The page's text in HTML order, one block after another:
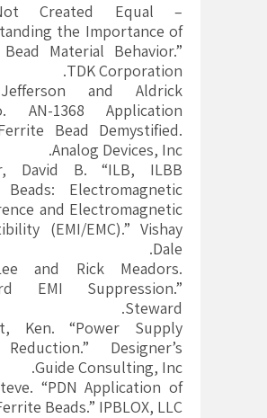
Created Equal –
the Importance of
Material Behavior.”
TDK Corporation.
and Aldrick
AN-1368 Application
Bead Demystified.
Analog Devices, Inc.
David B. “ILB, ILBB
Electromagnetic
and Electromagnetic
(EMI/EMC).” Vishay
Dale.
and Rick Meadors.
EMI Suppression.”
Steward.
Ken. “Power Supply
Designer’s
Guide Consulting, Inc.
“PDN Application of
Beads.” IPBLOX, LLC.